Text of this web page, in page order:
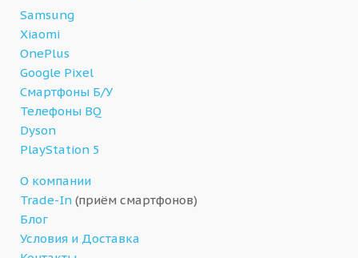
Samsung
Xiaomi
OnePlus
Google Pixel
Смартфоны Б/У
Телефоны BQ
Dyson
PlayStation 5
О компании
Trade-In (приём смартфонов)
Блог
Условия и Доставка